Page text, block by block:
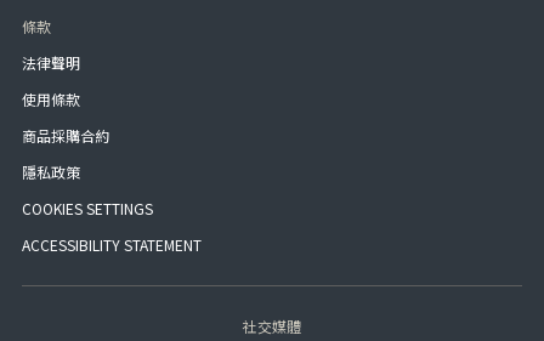
條款
法律聲明
使用條款
商品採購合約
隱私政策
COOKIES SETTINGS
ACCESSIBILITY STATEMENT
社交媒體